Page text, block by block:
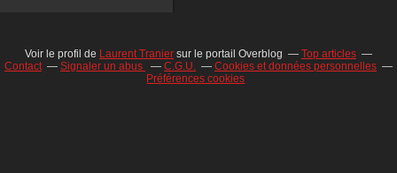
Voir le profil de Laurent Tranier sur le portail Overblog
Top articles
Contact
Signaler un abus C.G.U.
Cookies et données personnelles
Préférences cookies